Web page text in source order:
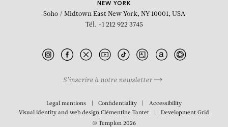
“Pinocchio”: vue d'exposition
NEW YORK
Soho / Midtown East New York, NY 10001, USA
Tél. +1 212 922 3745
S’inscrire à notre newsletter
Legal mentions Confidentiality
Accessibility
Visual identity and web design Clémentine Tantet DevelopmentGrid
© Templon 2026